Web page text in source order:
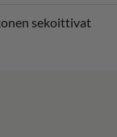
sekoittivat